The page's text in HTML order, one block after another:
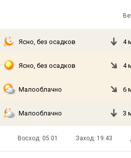
Ясно, без осадков 4
Ясно, без осадков 4
Малооблачно 6
Малооблачно 3
Восход: 05:01 Заход: 19:43